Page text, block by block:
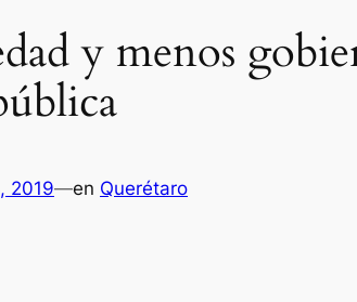
y menos
2019—en Querétaro